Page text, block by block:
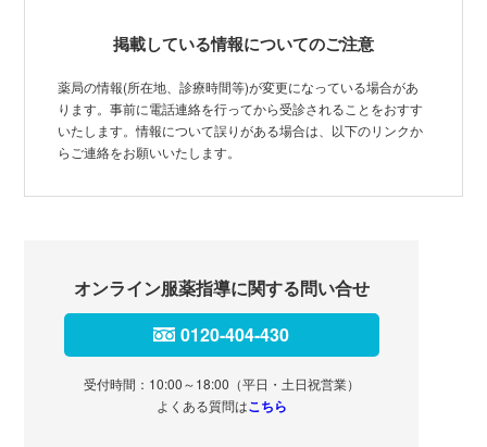
掲載している情報についてのご注意
薬局の情報(所在地、診療時間等)が変更になっている場合があ
ります。事前に電話連絡を行ってから受診されることをおすす
いたします。情報について誤りがある場合は、以下のリンクか
らご連絡をお願いいたします。
オンライン服薬指導に関する問い合せ
0120-404-430
受付時間：10:00～18:00（平日・土日祝営業）
よくある質問はこちら